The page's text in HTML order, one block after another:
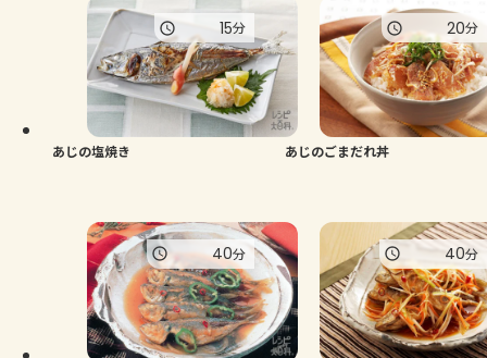
あじの塩焼き
15分
あじのごまだれ丼
20分
40分 40分